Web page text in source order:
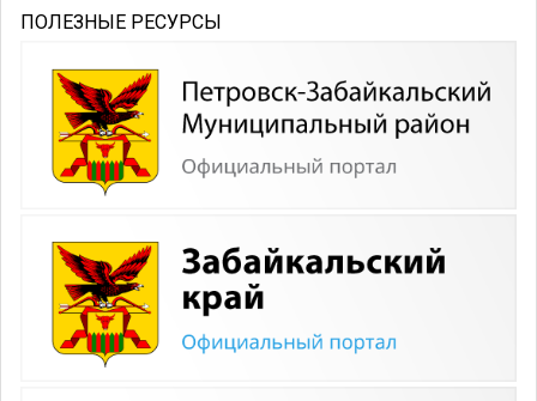
ПОЛЕЗНЫЕ РЕСУРСЫ